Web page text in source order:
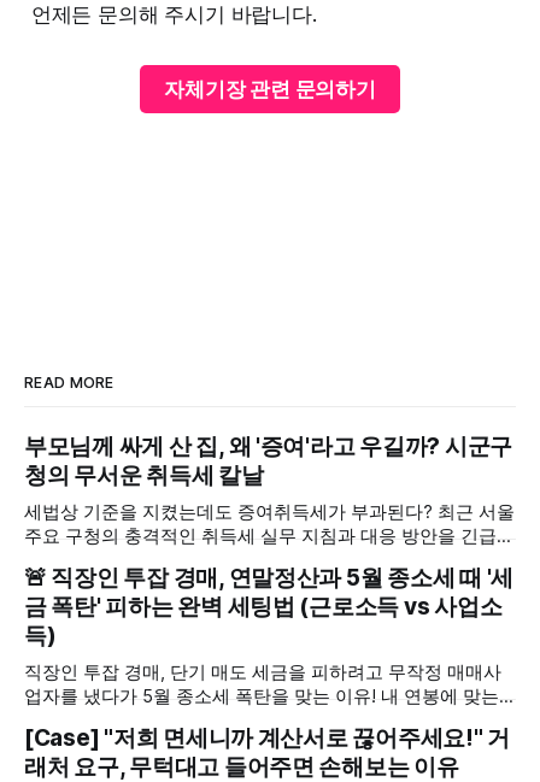
언제든 문의해 주시기 바랍니다.
자체기장 관련 문의하기
READ MORE
부모님께 싸게 산 집, 왜 '증여'라고 우길까? 시군구
청의 무서운 취득세 칼날
세법상 기준을 지켰는데도 증여취득세가 부과된다? 최근 서울
주요 구청의 충격적인 취득세 실무 지침과 대응 방안을 긴급
어떻게 대비해야 할까요?
🚨 직장인 투잡 경매, 연말정산과 5월 종소세 때 '세
금 폭탄' 피하는 완벽 세팅법 (근로소득 vs 사업소
득)
직장인 투잡 경매, 단기 매도 세금을 피하려고 무작정 매매사
업자를 냈다가 5월 종소세 폭탄을 맞는 이유! 내 연봉에 맞는
[Case] "저희 면세니까 계산서로 끊어주세요!" 거
래처 요구, 무턱대고 들어주면 손해보는 이유